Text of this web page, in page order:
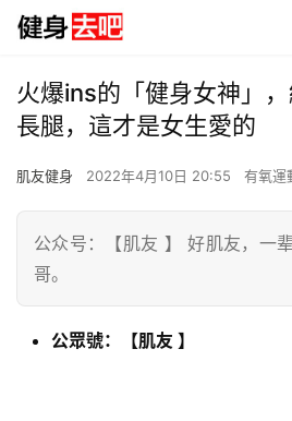
火爆ins的「健身女神」
長腿，這才是女生愛的
肌友健身 2022年4月10日 20:55 有氧運
公众号：【肌友 】 好肌友，一
哥。
公眾號： 【肌友 】